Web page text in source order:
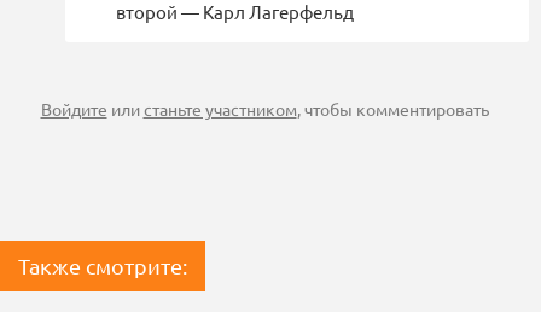
второй — Карл Лагерфельд
Войдите илистаньте участником, чтобы комментировать
Также смотрите: